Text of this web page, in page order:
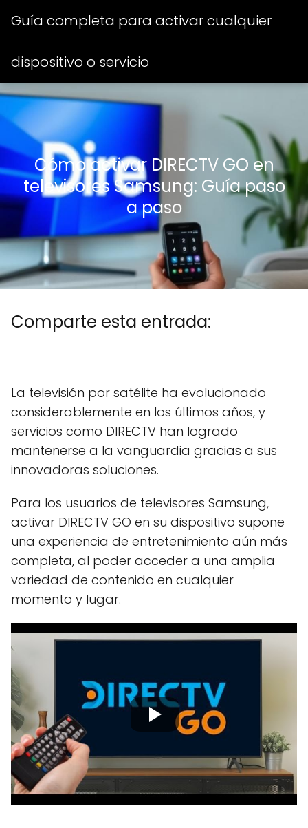
Guía completa para activar cualquier
dispositivo o servicio
Cómo activar DIRECTV GO en
televisores Samsung: Guía paso
a paso
Comparte esta entrada:
p
a
r
t
i
r
e
n
w
t
t
e
r
)
p
r
r
e
n
e
o
o
k
p
r
t
i
r
e
t
r
e
s
t
p
r
t
i
r
e
k
d
I
n
r
e
La televisión por satélite ha evolucionado
considerablemente en los últimos años, y
servicios como DIRECTV han logrado
mantenerse a la vanguardia gracias a sus
innovadoras soluciones.
Para los usuarios de televisores Samsung,
activar DIRECTV GO en su dispositivo supone
una experiencia de entretenimiento aún más
completa, al poder acceder a una amplia
variedad de contenido en cualquier
momento y lugar.